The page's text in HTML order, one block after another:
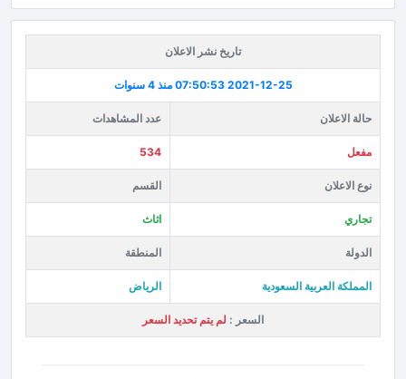
تاريخ نشر الاعلان
2021-12-25 07:50:53 منذ 4 سنوات
حالة الاعلان عدد المشاهدات
مفعل 534
نوع الاعلان القسم
تجاري اثاث
الدولة المنطقة
المملكة العربية السعودية الرياض
السعر : لم يتم تحديد السعر